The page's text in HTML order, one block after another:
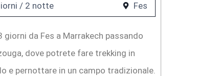
/ 2 notte Fes
giorni da Fes a Marrakech passando
dove potrete fare trekking in
e pernottare in un campo tradizionale.